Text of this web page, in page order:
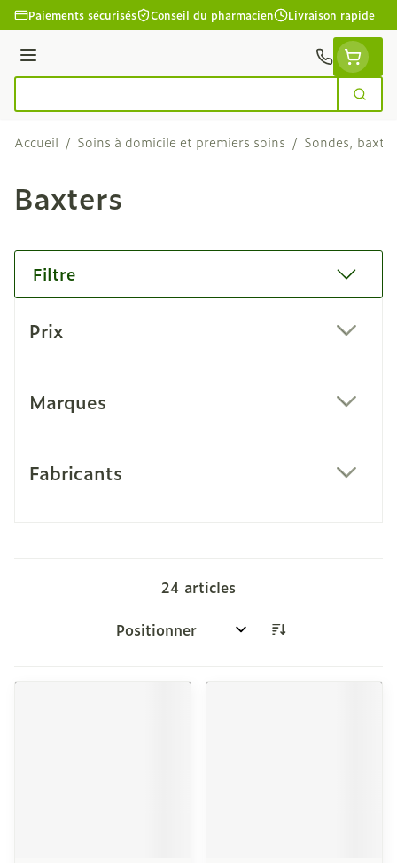
Aller au contenu
Paiements sécurisés Conseil du pharmacien Livraison rapide
Menu
Accueil / Soins à domicile et premiers soins / Sondes,
Baxters
Filtre
Prix
Marques
Fabricants
24 articles
Trier par: